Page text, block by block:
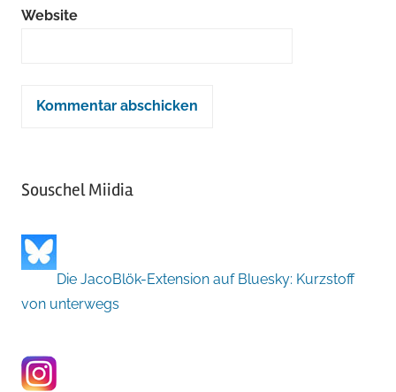
Website
Souschel Miidia
Die JacoBlök-Extension auf Bluesky: Kurzstoff
von unterwegs